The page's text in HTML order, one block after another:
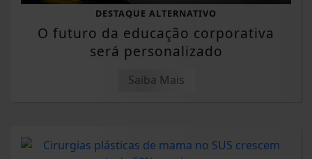
DESTAQUE ALTERNATIVO
O futuro da educação corporativa
será personalizado
Saiba Mais